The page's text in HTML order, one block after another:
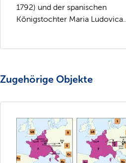
1792) und der spanischen
Königstochter Maria Ludovica...
Zugehörige Objekte